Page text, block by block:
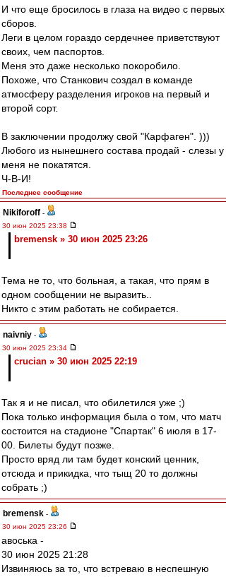
И что еще бросилось в глаза на видео с первых
сборов.
Леги в целом гораздо сердечнее приветствуют
своих, чем паспортов.
Меня это даже несколько покоробило.
Похоже, что Станкович создал в команде
атмосферу разделения игроков на первый и
второй сорт.
В заключении продолжу свой "Карфаген". )))
Любого из нынешнего состава продай - слезы у
меня не покатятся.
Ч-В-И!
Последнее сообщение
Nikiforoff -
30 июн 2025 23:38
bremensk » 30 июн 2025 23:26
Тема не то, что больная, а такая, что прям в
одном сообщении не выразить..
Никто с этим работать не собирается.
naivniy -
30 июн 2025 23:34
crucian » 30 июн 2025 22:19
Так я и не писал, что обилетился уже ;)
Пока только информация была о том, что матч
состоится на стадионе "Спартак" 6 июля в 17-
00. Билеты будут позже.
Просто вряд ли там будет конский ценник,
отсюда и прикидка, что тыщ 20 то должны
собрать ;)
bremensk -
30 июн 2025 23:26
авоська -
30 июн 2025 21:28
Извиняюсь за то, что встреваю в неспешную